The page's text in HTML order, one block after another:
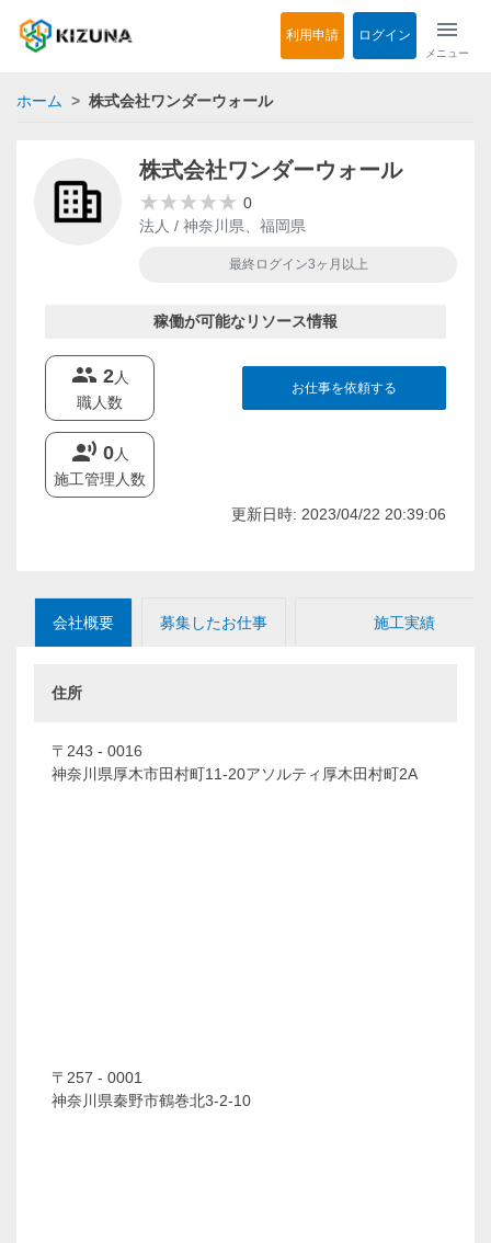
利用申請 ログイン menu
メニュー
ホーム 株式会社ワンダーウォール
株式会社ワンダーウォール
0
法人 / 神奈川県、福岡県
最終ログイン3ヶ月以上
稼働が可能なリソース情報
groups
2人
職人数
record_voice_over 0人
施工管理人数
お仕事を依頼する
更新日時: 2023/04/22 20:39:06
会社概要 募集したお仕事 施工実績
住所
〒243 - 0016
神奈川県厚木市田村町11-20アソルティ厚木田村町2A
〒257 - 0001
神奈川県秦野市鶴巻北3-2-10